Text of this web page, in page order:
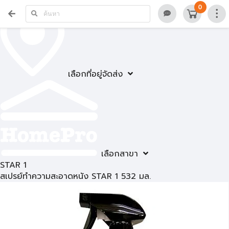
เลือกที่อยู่จัดส่ง
เลือกสาขา
0
STAR 1
สเปรย์ทำความสะอาดหนัง STAR 1 532 มล.